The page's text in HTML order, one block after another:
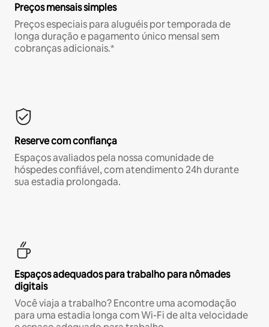
Preços mensais simples
Preços especiais para aluguéis por temporada de
longa duração e pagamento único mensal sem
cobranças adicionais.*
Reserve com confiança
Espaços avaliados pela nossa comunidade de
hóspedes confiável, com atendimento 24h durante
sua estadia prolongada.
Espaços adequados para trabalho para nômades
digitais
Você viaja a trabalho? Encontre uma acomodação
para uma estadia longa com Wi-Fi de alta velocidade